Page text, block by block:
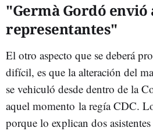
"Germà Gordó envió
representantes"
El otro aspecto que se deberá
difícil, es que la alteración del
se vehiculó desde dentro de la
aquel momento la regía CDC.
porque lo explican dos